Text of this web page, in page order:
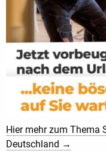
Hier mehr zum Thema
Deutschland →